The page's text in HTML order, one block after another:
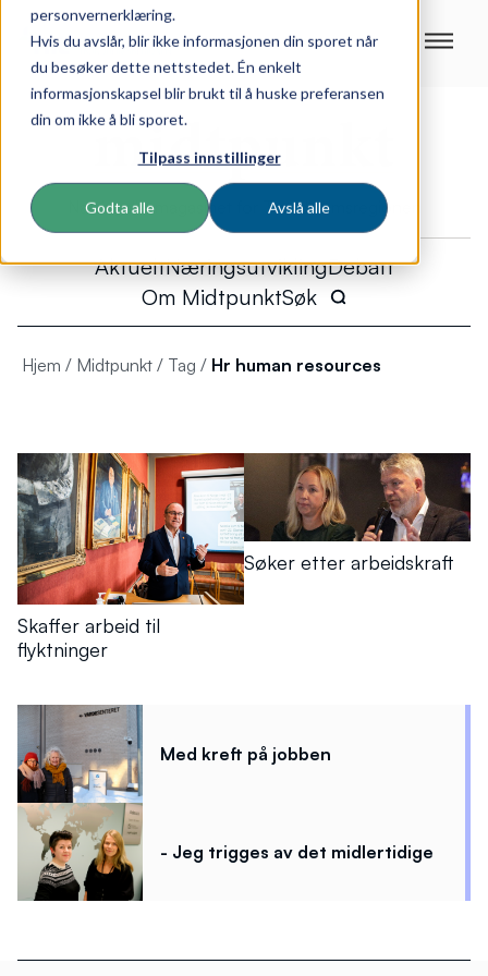
personvernerklæring.
Hvis du avslår, blir ikke informasjonen din sporet når
du besøker dette nettstedet. Én enkelt
informasjonskapsel blir brukt til å huske preferansen
din om ikke å bli sporet.
Tilpass innstillinger
Godta alle Avslå alle
Næringslivsmagasinet for Trondheimsregionen
AktueltNæringsutviklingDebatt
Om MidtpunktSøk
Hjem / Midtpunkt / Tag / Hr human resources
Skaffer arbeid til
flyktninger
Søker etter arbeidskraft
Med kreft på jobben
- Jeg trigges av det midlertidige